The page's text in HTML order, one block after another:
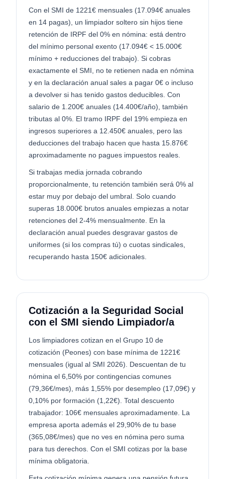
Con el SMI de 1221€ mensuales (17.094€ anuales
en 14 pagas), un limpiador soltero sin hijos tiene
retención de IRPF del 0% en nómina: está dentro
del mínimo personal exento (17.094€ < 15.000€
mínimo + reducciones del trabajo). Si cobras
exactamente el SMI, no te retienen nada en nómina
y en la declaración anual sales a pagar 0€ o incluso
a devolver si has tenido gastos deducibles. Con
salario de 1.200€ anuales (14.400€/año), también
tributas al 0%. El tramo IRPF del 19% empieza en
ingresos superiores a 12.450€ anuales, pero las
deducciones del trabajo hacen que hasta 15.876€
aproximadamente no pagues impuestos reales.
Si trabajas media jornada cobrando
proporcionalmente, tu retención también será 0% al
estar muy por debajo del umbral. Solo cuando
superas 18.000€ brutos anuales empiezas a notar
retenciones del 2-4% mensualmente. En la
declaración anual puedes desgravar gastos de
uniformes (si los compras tú) o cuotas sindicales,
recuperando hasta 150€ adicionales.
Cotización a la Seguridad Social
con el SMI siendo Limpiador/a
Los limpiadores cotizan en el Grupo 10 de
cotización (Peones) con base mínima de 1221€
mensuales (igual al SMI 2026). Descuentan de tu
nómina el 6,50% por contingencias comunes
(79,36€/mes), más 1,55% por desempleo (17,09€) y
0,10% por formación (1,22€). Total descuento
trabajador: 106€ mensuales aproximadamente. La
empresa aporta además el 29,90% de tu base
(365,08€/mes) que no ves en nómina pero suma
para tus derechos. Con el SMI cotizas por la base
mínima obligatoria.